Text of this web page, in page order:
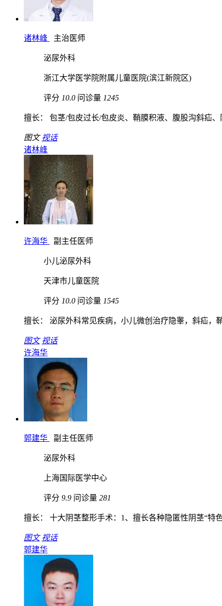
诸林峰 主治医师
泌尿外科
浙江大学医学院附属儿童医院(滨江新院区)
评分 10.0 问诊量 1245
擅长： 包茎/包皮过长/包皮炎、鞘膜积液、腹股沟斜疝、
图文 视话
诸林峰
许海华 副主任医师
小儿泌尿外科
天津市儿童医院
评分 10.0 问诊量 1545
擅长： 泌尿外科常见疾病，小儿微创治疗隐睾，斜疝，
图文 视话
许海华
郭建华 副主任医师
泌尿外科
上海国际医学中心
评分 9.9 问诊量 281
擅长： 十大阴茎整形手术：1、擅长各种隐匿性阴茎“特
图文 视话
郭建华